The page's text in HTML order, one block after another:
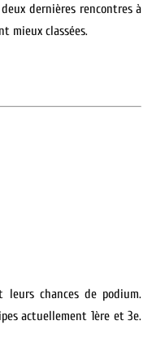
dernières rencontres à
mieux classées.
leurs chances de podium.
actuellement 1ère et 3e.